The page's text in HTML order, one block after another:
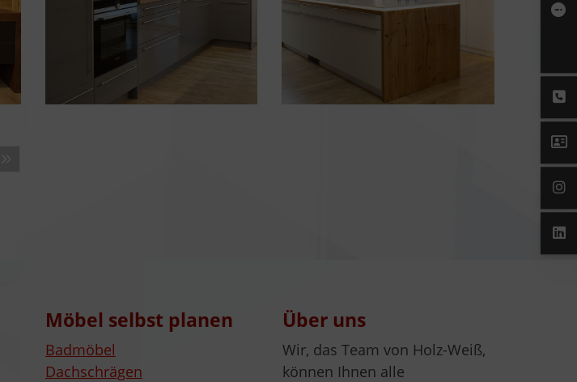
Möbel selbst planen
Badmöbel
Dachschrägen
Über uns
Wir, das Team von Holz-Weiß,
können Ihnen alle